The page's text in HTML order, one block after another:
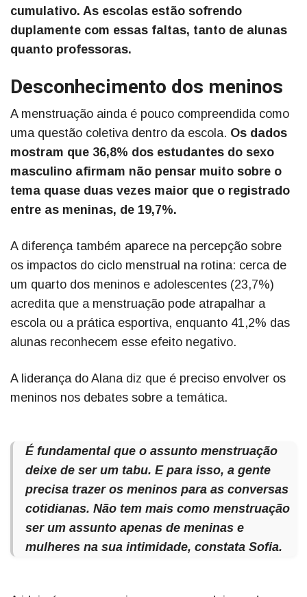
cumulativo. As escolas estão sofrendo
duplamente com essas faltas, tanto de alunas
quanto professoras.
Desconhecimento dos meninos
A menstruação ainda é pouco compreendida como
uma questão coletiva dentro da escola. Os dados
mostram que 36,8% dos estudantes do sexo
masculino afirmam não pensar muito sobre o
tema quase duas vezes maior que o registrado
entre as meninas, de 19,7%.
A diferença também aparece na percepção sobre
os impactos do ciclo menstrual na rotina: cerca de
um quarto dos meninos e adolescentes (23,7%)
acredita que a menstruação pode atrapalhar a
escola ou a prática esportiva, enquanto 41,2% das
alunas reconhecem esse efeito negativo.
A liderança do Alana diz que é preciso envolver os
meninos nos debates sobre a temática.
É fundamental que o assunto menstruação
deixe de ser um tabu. E para isso, a gente
precisa trazer os meninos para as conversas
cotidianas. Não tem mais como menstruação
ser um assunto apenas de meninas e
mulheres na sua intimidade, constata Sofia.